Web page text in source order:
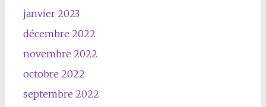
janvier 2023
décembre 2022
novembre 2022
octobre 2022
septembre 2022